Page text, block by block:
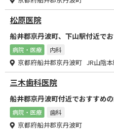
松原医院
船井郡京丹波町、下山駅付近で
病院・医療 内科
京都府船井郡京丹波町 JR山陰
三木歯科医院
船井郡京丹波町付近でおすすめ
病院・医療 歯科
京都府船井郡京丹波町